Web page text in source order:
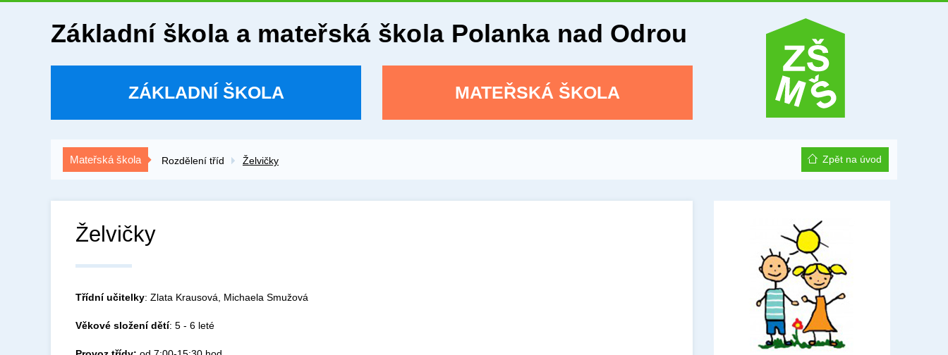
Základní škola a mateřská škola Polanka nad Odrou
ZÁKLADNÍ ŠKOLA MATEŘSKÁ ŠKOLA
Mateřská škola Rozdělení tříd Želvičky Zpět na úvod
Želvičky
Třídní učitelky: Zlata Krausová, Michaela Smužová
Věkové složení dětí: 5 - 6 leté